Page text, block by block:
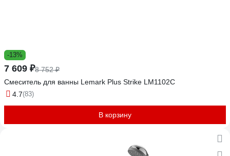
-13%
7 609 ₽8 752 ₽
Смеситель для ванны Lemark Plus Strike LM1102C
4.7(83)
В корзину